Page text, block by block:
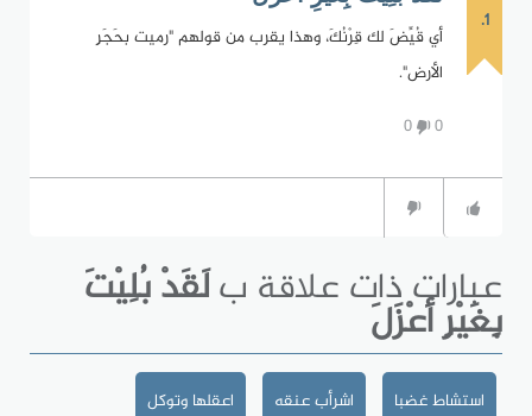
1.
أي قُيِّضَ لك قِرْنُكَ، وهذا يقرب من قولهم "رميت بحَجَرِ
الأرض".
0
0
عبارات ذات علاقة بلَقَدْ بُلِيْتَ
بِغَيْرِ أعْزَلَ
استشاط غضبا اشرأب عنقه اعقلها وتوكل